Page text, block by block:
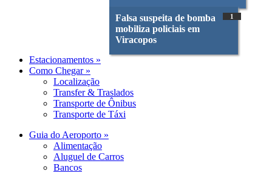
Falsa suspeita de bomba
mobiliza policiais em
Viracopos
1
Estacionamentos »
Como Chegar »
Localização
Transfer & Traslados
Transporte de Ônibus
Transporte de Táxi
Guia do Aeroporto »
Alimentação
Aluguel de Carros
Bancos